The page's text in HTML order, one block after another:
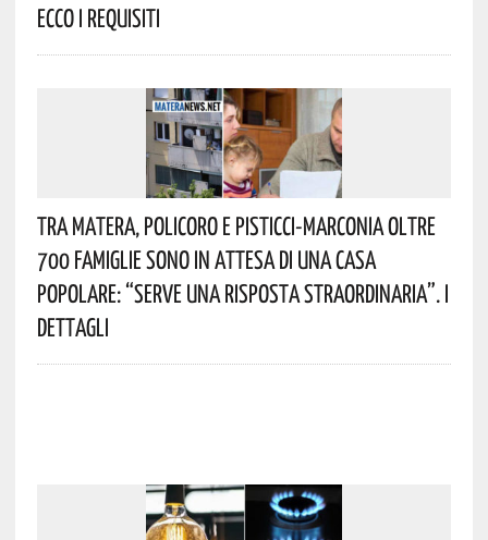
Ecco I Requisiti
Tra Matera, Policoro E Pisticci-Marconia Oltre
700 Famiglie Sono In Attesa Di Una Casa
Popolare: “serve Una Risposta Straordinaria”. I
Dettagli